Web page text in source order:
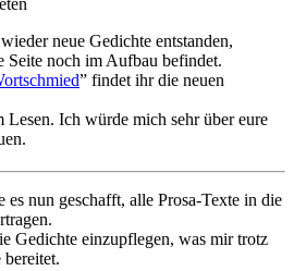
neue Gedichte entstanden,
Seite noch im Aufbau befindet.
” findet ihr die neuen
Lesen. Ich würde mich sehr über eure
es nun geschafft, alle Prosa-Texte in die
Gedichte einzupflegen, was mir trotz